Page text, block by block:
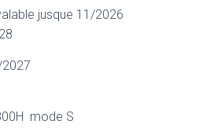
jusque 11/2026
mode S